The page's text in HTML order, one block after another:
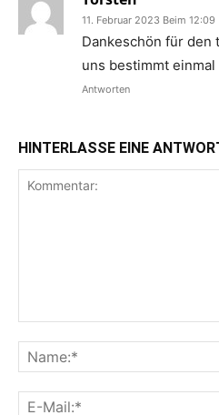
11. Februar 2023 Beim 12:09
Dankeschön für den
uns bestimmt einmal
Antworten
HINTERLASSE EINE